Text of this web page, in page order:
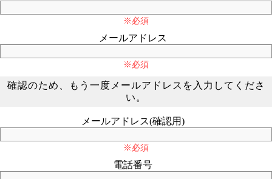
※必須
メールアドレス
※必須
確認のため、もう一度メールアドレスを入力してくださ
い。
メールアドレス(確認用)
※必須
電話番号